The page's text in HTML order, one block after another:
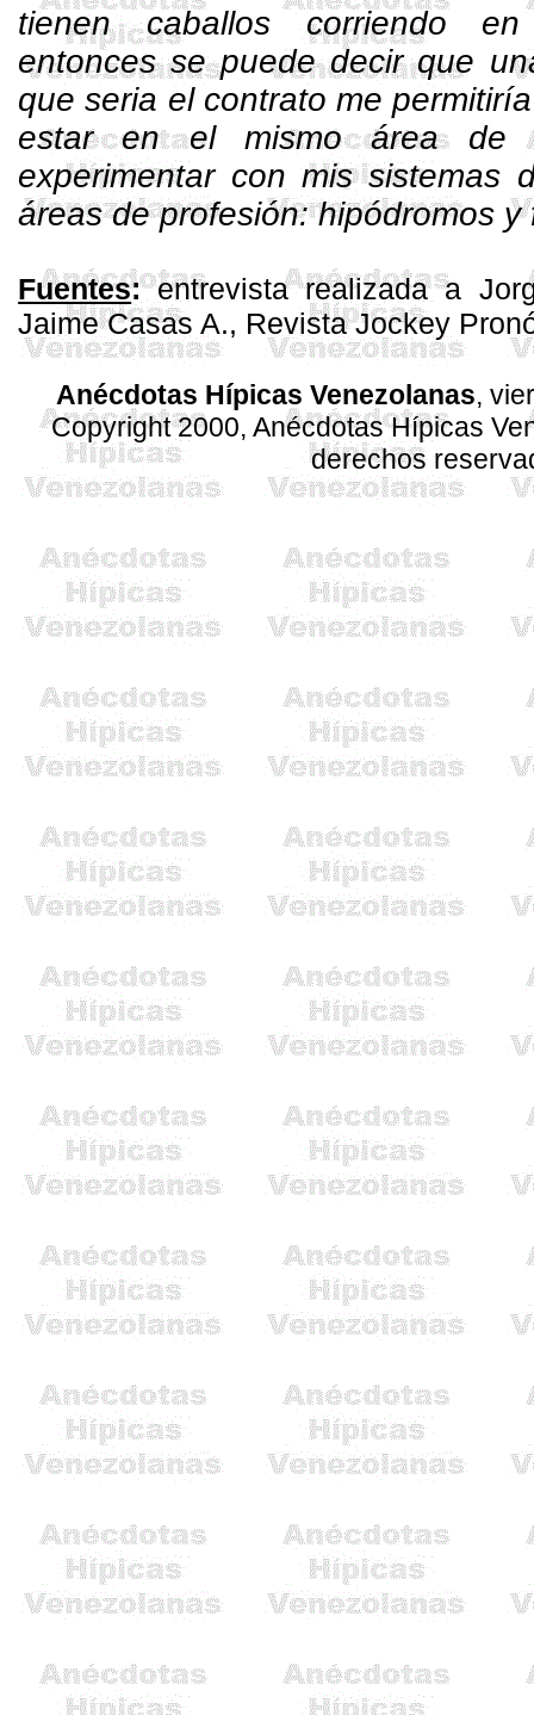
tienen caballos corriendo en
entonces se puede decir que
que seria el contrato me
estar en el mismo área de
experimentar con mis sistemas
áreas de profesión: hipódromos y
Fuentes:entrevista realizada a
Jaime Casas A., RevistaJockey
Anécdotas Hípicas Venezolanas,
Copyright 2000, Anécdotas Hípicas
derechos